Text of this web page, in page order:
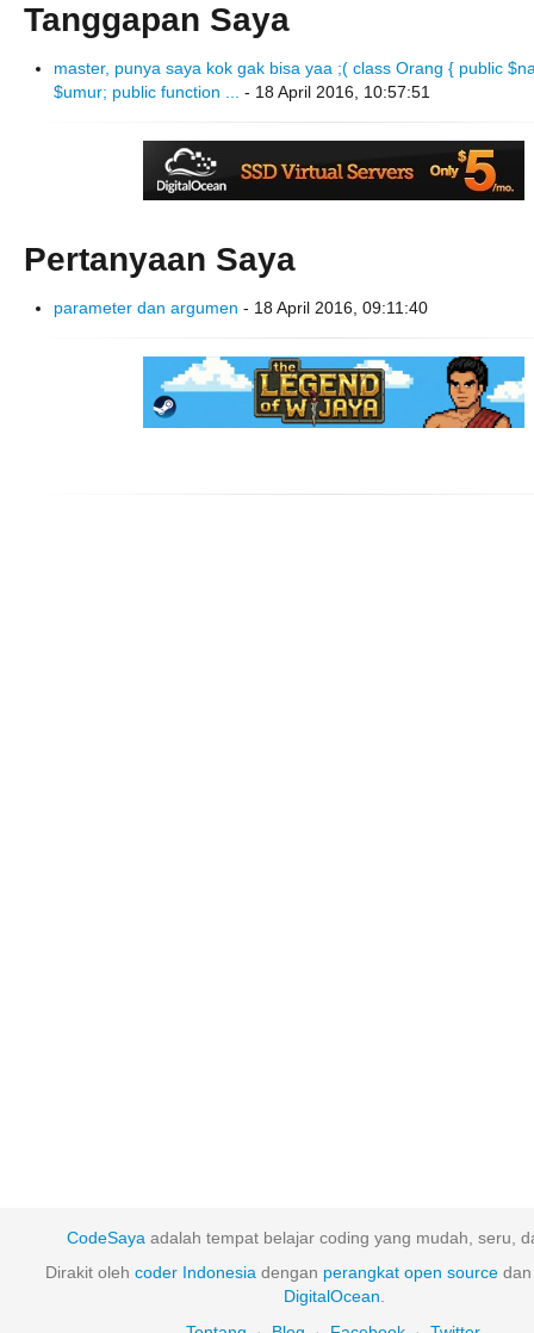
Tanggapan Saya
master, punya saya kok gak bisa yaa ;( class Orang { public
$umur; public function ... - 18 April 2016, 10:57:51
Pertanyaan Saya
parameter dan argumen - 18 April 2016, 09:11:40
CodeSaya adalah tempat belajar coding yang mudah, seru,
Dirakit oleh coder Indonesia dengan perangkat open source
DigitalOcean